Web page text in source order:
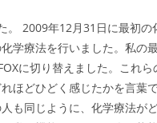
。 2009年12月31日に最初の
学療法を行いました。私の最
に切り替えました。これら
ほどひどく感じたかを言葉
も同じように、化学療法が